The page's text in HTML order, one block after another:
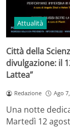
Attualità
Città della
divulgazione: il
Lattea”
Redazione Ago
Una notte
Martedì 12